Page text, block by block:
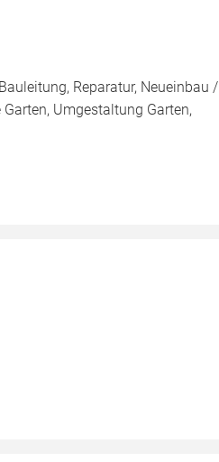
Reparatur, Neueinbau /
Umgestaltung Garten,